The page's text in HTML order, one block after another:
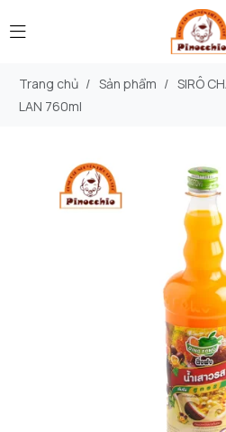
Trang chủ / Sản phẩm / SIRÔ
LAN 760ml